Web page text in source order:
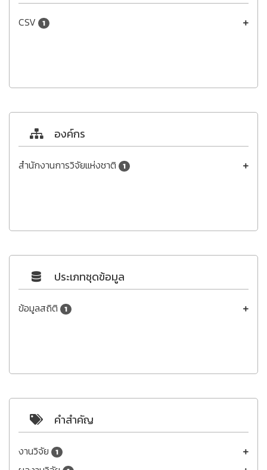
CSV 1
องค์กร
สำนักงานการวิจัยแห่งชาติ 1
ประเภทชุดข้อมูล
ข้อมูลสถิติ 1
คำสำคัญ
งานวิจัย 1